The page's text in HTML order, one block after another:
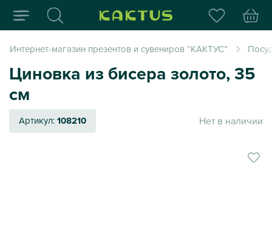
Интернет-магазин
Интернет-магазин презентов и сувениров “КАКТУС”
Циновка из бисера золото, 35
см
Артикул:108210 Нет в наличии